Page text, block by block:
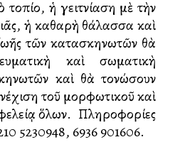
τοπίο, ἡ γειτνίαση μὲ τὴν
ἡ καθαρὴ θάλασσα καὶ
τῶν κατασκηνωτῶν θὰ
καὶ σωματικὴ
καὶ θὰ τονώσουν
τοῦ μορφωτικοῦ καὶ
ὅλων. Πληροφορίες
5230948, 6936 901606.